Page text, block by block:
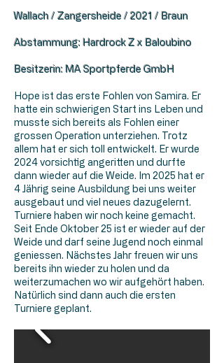
Wallach / Zangersheide / 2021 / Braun​
Abstammung: Hardrock Z x Baloubino
Besitzerin: MA Sportpferde GmbH
Hope ist das erste Fohlen von Samira. Er
hatte ein schwierigen Start ins Leben und
musste sich bereits als Fohlen einer
grossen Operation unterziehen. Trotz
allem hat er sich toll entwickelt. Er wurde
2024 vorsichtig angeritten und durfte
dann wieder auf die Weide. Im 2025 hat er
4 Jährig seine Ausbildung bei uns weiter
ausgebaut und viel neues dazugelernt.
Turniere haben wir noch keine gemacht.
Seit Ende Oktober 25 ist er wieder auf der
Weide und darf seine Jugend noch einmal
geniessen. Nächstes Jahr freuen wir uns
bereits ihn wieder zu holen und da
weiterzumachen wo wir aufgehört haben.
Natürlich sind dann auch die ersten
Turniere geplant.